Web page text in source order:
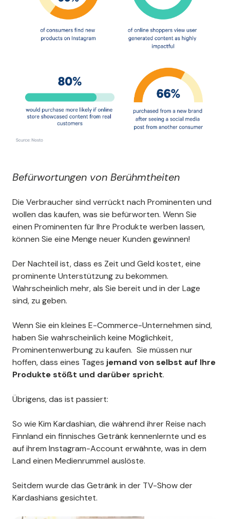
Befürwortungen von Berühmtheiten
Die Verbraucher sind verrückt nach Prominenten und
wollen das kaufen, was sie befürworten. Wenn Sie
einen Prominenten für Ihre Produkte werben lassen,
können Sie eine Menge neuer Kunden gewinnen!
Der Nachteil ist, dass es Zeit und Geld kostet, eine
prominente Unterstützung zu bekommen.
Wahrscheinlich mehr, als Sie bereit und in der Lage
sind, zu geben.
Wenn Sie ein kleines E-Commerce-Unternehmen sind,
haben Sie wahrscheinlich keine Möglichkeit,
Prominentenwerbung zu kaufen. Sie müssen nur
hoffen, dass eines Tages jemand von selbst auf Ihre
Produkte stößt und darüber spricht.
Übrigens, das ist passiert:
So wie Kim Kardashian, die während ihrer Reise nach
Finnland ein finnisches Getränk kennenlernte und es
auf ihrem Instagram-Account erwähnte, was in dem
Land einen Medienrummel auslöste.
Seitdem wurde das Getränk in der TV-Show der
Kardashians gesichtet.